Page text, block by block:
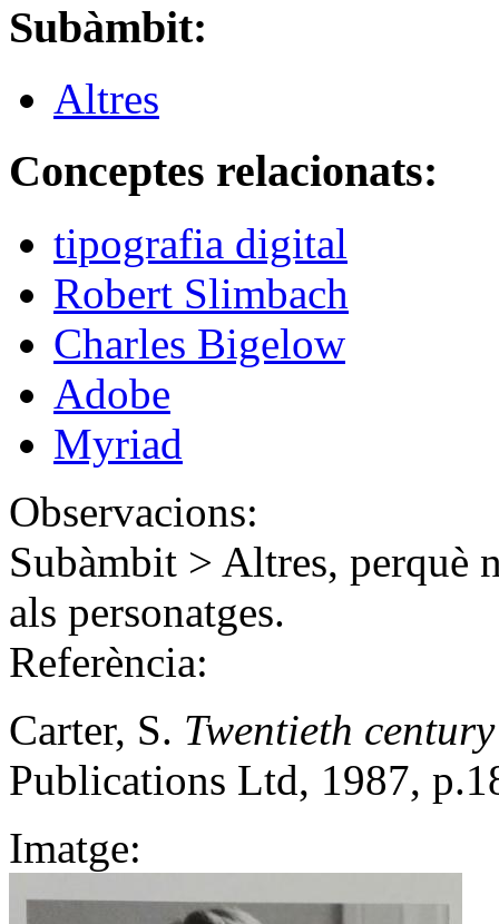
Subàmbit:
Altres
Conceptes relacionats:
tipografia digital
Robert Slimbach
Charles Bigelow
Adobe
Myriad
Observacions:
Subàmbit > Altres, perquè
als personatges.
Referència:
Carter, S. Twentieth
Publications Ltd, 1987,
Imatge: